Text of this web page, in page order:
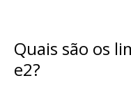
Quais são os
e2?